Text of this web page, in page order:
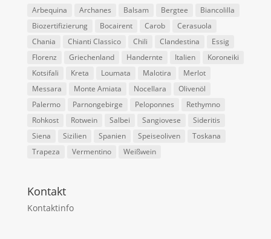
Arbequina Archanes Balsam Bergtee
Biancolilla
Biozertifizierung
Bocairent Carob
Cerasuola
Chania
Chianti Classico Chili Clandestina
Essig
Florenz
Griechenland Handernte Italien
Koroneiki
Kotsifali
Kreta Loumata Malotira
Merlot
Messara
Monte Amiata Nocellara
Olivenöl
Palermo
Parnongebirge Peloponnes
Rethymno
Rohkost
Rotwein Salbei Sangiovese
Sideritis
Siena
Sizilien Spanien Speiseoliven
Toskana
Trapeza
Vermentino Weißwein
Kontakt
Kontaktinfo